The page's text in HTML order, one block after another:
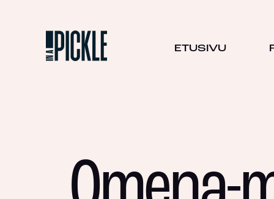
ETUSIVU